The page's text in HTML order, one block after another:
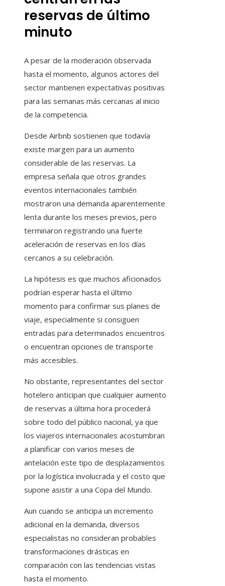
reservas de último
minuto
A pesar de la moderación observada
hasta el momento, algunos actores del
sector mantienen expectativas positivas
para las semanas más cercanas al inicio
de la competencia.
Desde Airbnb sostienen que todavía
existe margen para un aumento
considerable de las reservas. La
empresa señala que otros grandes
eventos internacionales también
mostraron una demanda aparentemente
lenta durante los meses previos, pero
terminaron registrando una fuerte
aceleración de reservas en los días
cercanos a su celebración.
La hipótesis es que muchos aficionados
podrían esperar hasta el último
momento para confirmar sus planes de
viaje, especialmente si consiguen
entradas para determinados encuentros
o encuentran opciones de transporte
más accesibles.
No obstante, representantes del sector
hotelero anticipan que cualquier aumento
de reservas a última hora procederá
sobre todo del público nacional, ya que
los viajeros internacionales acostumbran
a planificar con varios meses de
antelación este tipo de desplazamientos
por la logística involucrada y el costo que
supone asistir a una Copa del Mundo.
Aun cuando se anticipa un incremento
adicional en la demanda, diversos
especialistas no consideran probables
transformaciones drásticas en
comparación con las tendencias vistas
hasta el momento.